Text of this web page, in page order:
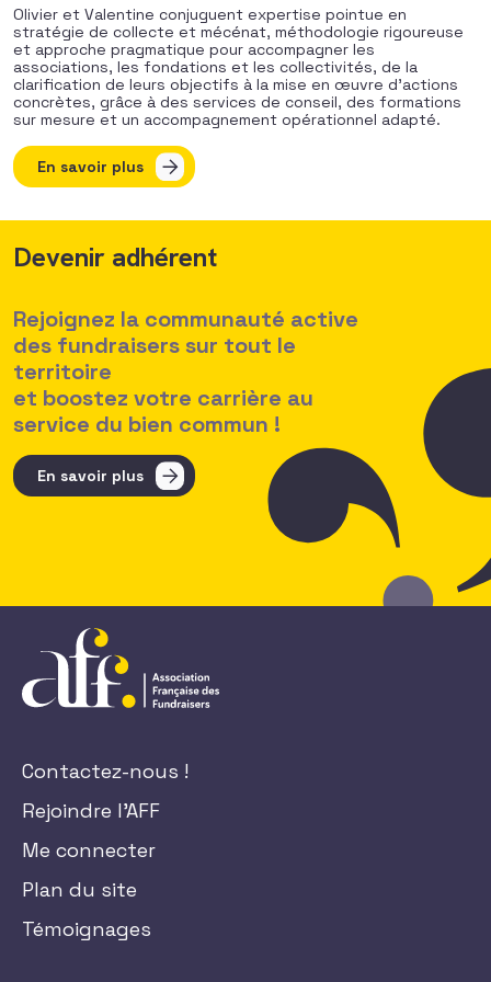
Olivier et Valentine conjuguent expertise pointue en
stratégie de collecte et mécénat, méthodologie rigoureuse
et approche pragmatique pour accompagner les
associations, les fondations et les collectivités, de la
clarification de leurs objectifs à la mise en œuvre d’actions
concrètes, grâce à des services de conseil, des formations
sur mesure et un accompagnement opérationnel adapté.
En savoir plus
Devenir adhérent
Rejoignez la communauté active
des fundraisers sur tout le
territoire
et boostez votre carrière au
service du bien commun !
En savoir plus
Contactez-nous !
Rejoindre l'AFF
Me connecter
Plan du site
Témoignages